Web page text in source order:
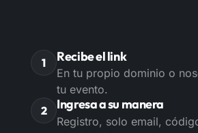
1 Recibe el link
En tu propio dominio o
tu evento.
2
Ingresa a su manera
Registro, solo email,